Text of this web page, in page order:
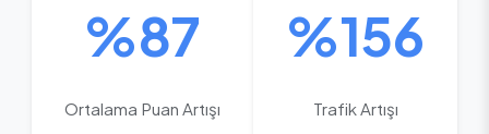
%87
Ortalama Puan Artışı
%156
Trafik Artışı